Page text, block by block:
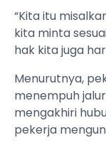
“Kita itu
kita minta
hak kita juga
Menurutnya,
menempuh
mengakhiri
pekerja